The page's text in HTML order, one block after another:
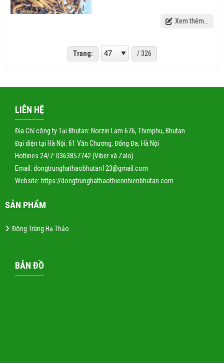
Xem thêm...
Trang: / 326
LIÊN HỆ
Địa Chỉ công ty Tại Bhutan: Norzin Lam 676, Thimphu, Bhutan
Đại diện tại Hà Nội: 61 Văn Chương, Đống Đa, Hà Nội
Hotlines 24/7: 0363857742 (Viber và Zalo)
Email: dongtrunghathaobhutan123@gmail.com
Website: https://dongtrunghathaothiennhienbhutan.com
SẢN PHẨM
Đông Trùng Hạ Thảo
BẢN ĐỒ